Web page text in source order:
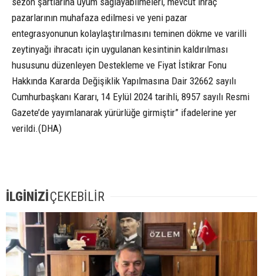
pazarlarının muhafaza edilmesi ve yeni pazar
entegrasyonunun kolaylaştırılmasını teminen dökme ve varilli
zeytinyağı ihracatı için uygulanan kesintinin kaldırılması
hususunu düzenleyen Destekleme ve Fiyat İstikrar Fonu
Hakkında Kararda Değişiklik Yapılmasına Dair 32662 sayılı
Cumhurbaşkanı Kararı, 14 Eylül 2024 tarihli, 8957 sayılı Resmi
Gazete’de yayımlanarak yürürlüğe girmiştir” ifadelerine yer
verildi.(DHA)
İLGİNİZİÇEKEBİLİR